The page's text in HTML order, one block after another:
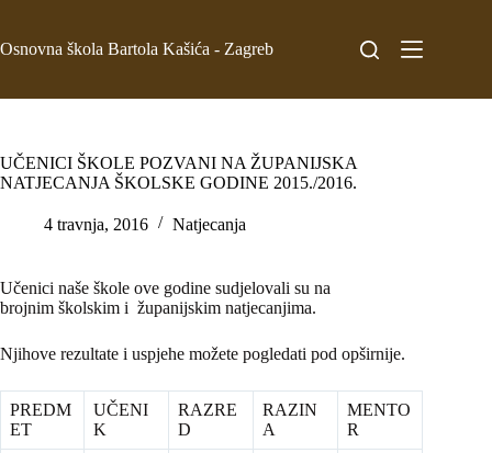
Osnovna škola Bartola Kašića - Zagreb
UČENICI ŠKOLE POZVANI NA ŽUPANIJSKA
NATJECANJA ŠKOLSKE GODINE 2015./2016.
4 travnja, 2016 Natjecanja
Učenici naše škole ove godine sudjelovali su na
brojnim školskim i županijskim natjecanjima.
Njihove rezultate i uspjehe možete pogledati pod opširnije.
PREDM
ET
UČENI
K
RAZRE
D
RAZIN
A
MENTO
R